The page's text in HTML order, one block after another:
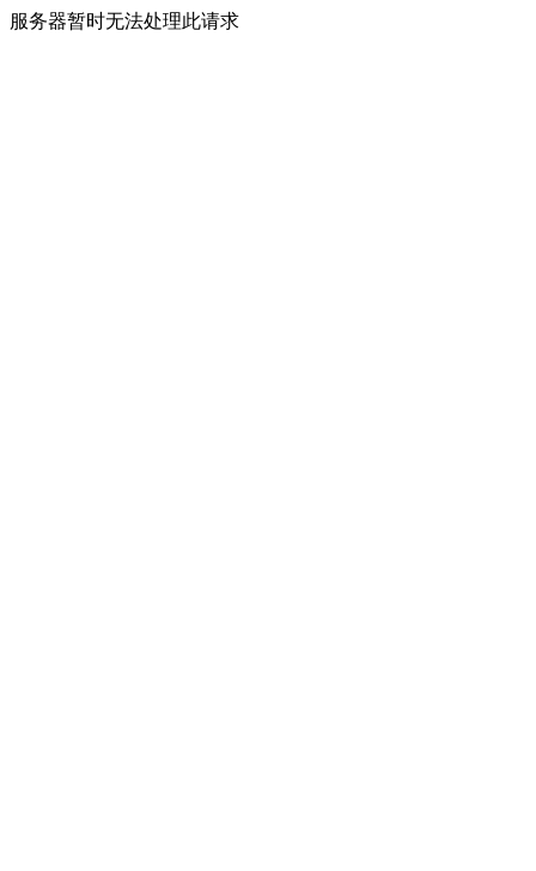
服务器暂时无法处理此请求